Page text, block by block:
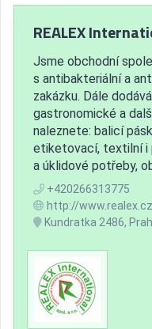
REALEX
Jsme obchodní
s antibakteriální a
zakázku. Dále
gastronomické a
naleznete: balicí
etiketovací, textilní i
a úklidové potřeby,
+420266313775
http://www.realex.cz
Kundratka 2486,